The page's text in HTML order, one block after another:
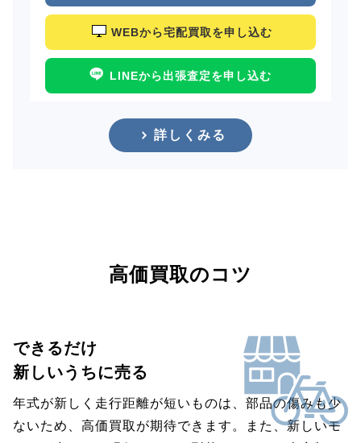
WEBから宅配買取を申し込む
LINEから出張査定を申し込む
詳しくみる
高価買取のコツ
できるだけ
新しいうちに売る
年式が新しく走行距離が短いものは、部品の傷みも少
ないため、高価買取が期待できます。また、新しいモ